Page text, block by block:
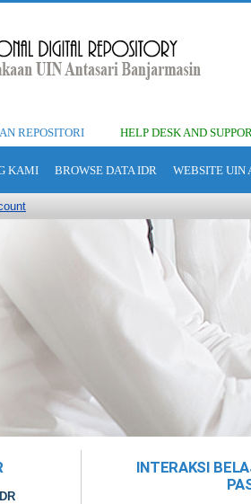
REPOSITORI HELP DESK AND
KAMI BROWSE DATA IDR WEBSITE UIN
INTERAKSI